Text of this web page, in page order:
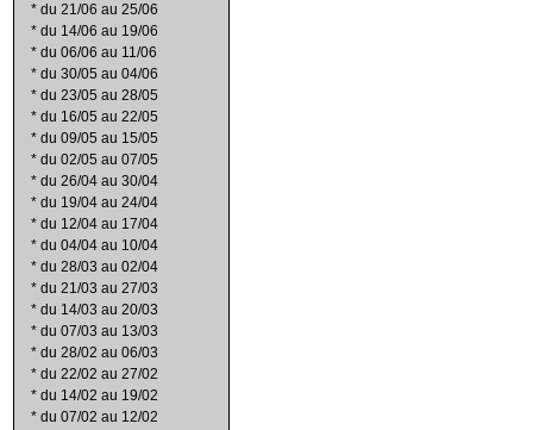
* du 21/06 au 25/06
* du 14/06 au 19/06
* du 06/06 au 11/06
* du 30/05 au 04/06
* du 23/05 au 28/05
* du 16/05 au 22/05
* du 09/05 au 15/05
* du 02/05 au 07/05
* du 26/04 au 30/04
* du 19/04 au 24/04
* du 12/04 au 17/04
* du 04/04 au 10/04
* du 28/03 au 02/04
* du 21/03 au 27/03
* du 14/03 au 20/03
* du 07/03 au 13/03
* du 28/02 au 06/03
* du 22/02 au 27/02
* du 14/02 au 19/02
* du 07/02 au 12/02